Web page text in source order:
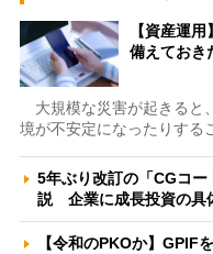
【資産運
備えておき
大規模な災害が起きると
境が不安定になったりする
5年ぶり改訂の「CGコ
説 企業に成長投資の具
【令和のPKOか】GPIF